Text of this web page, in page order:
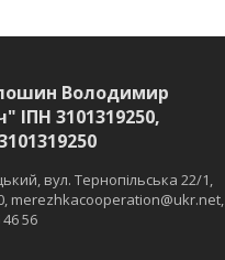
Володимир
ІПН 3101319250,
вул. Тернопільська 22/1,
merezhkacooperation@ukr.net,
46 56